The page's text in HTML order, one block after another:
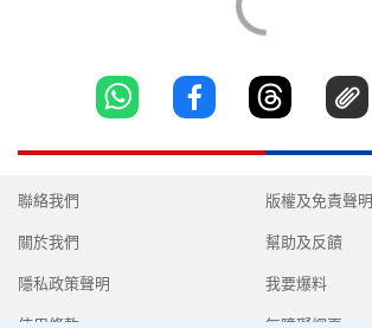
聯絡我們
關於我們
隱私政策聲明
版權及免責聲明
幫助及反饋
我要爆料